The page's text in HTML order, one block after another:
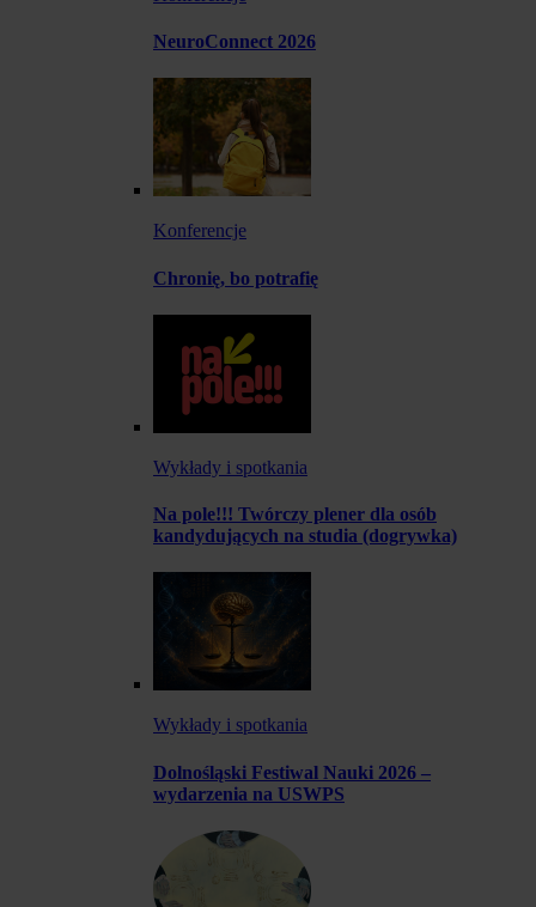
NeuroConnect 2026
Konferencje
Chronię, bo potrafię
Wykłady i spotkania
Na pole!!! Twórczy plener dla osób
kandydujących na studia (dogrywka)
Wykłady i spotkania
Dolnośląski Festiwal Nauki 2026 –
wydarzenia na USWPS